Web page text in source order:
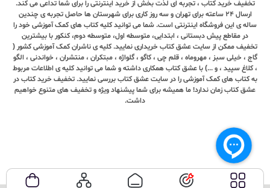
تخفیف خرید کتاب ، تجربه ای لذت بخش از خرید اینترنتی را برای شما تداعی می کند.
ارسال ٢٤ ساعته برای تهران و سه روز کاری برای شهرستان ها حاصل تجربه ی چندین
ساله ی این فروشگاه اینترنتی است. شما می توانید کلیه کتاب های کمک آموزشی خود را
در مقاطع پیش دبستانی ، ابتدایی، متوسطه اول، متوسطه دوم، کنکور با بیشترین
تخفیف ممکن از سایت عشق کتاب خریداری نمایید. کلیه ی ناشران کمک آموزشی کشور (
گاج ، خیلی سبز ، مهروماه ، قلم چی ، کاگو ، گلواژه ، مبتکران ، منتشران ، خواندنی ، الگو
، کلاغ سپید ، و ...) با عشق کتاب همکاری داشته و شما می توانید کلیه ی اطلاعات مربوط
به کتاب های کمک آموزشی را در سایت عشق کتاب بررسی نمایید. تخفیف خرید کتاب در
عشق کتاب زمان ندارد! ما همیشه برای شما پیشنهاد ویژه و تخفیف های متنوع خواهیم
داشت.